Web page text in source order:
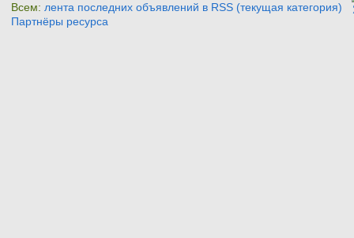
Всем: лента последних объявлений в RSS (текущая категория)
Партнёры ресурса